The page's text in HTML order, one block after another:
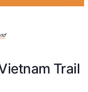
Trail